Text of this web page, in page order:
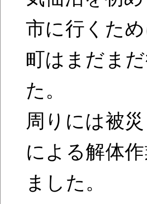
市に行くた
町はまだま
た。
周りには被
による解体
ました。